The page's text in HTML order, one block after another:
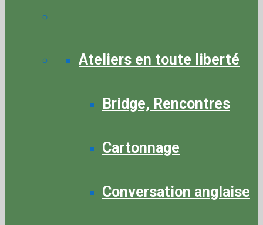
Ateliers en toute liberté
Bridge, Rencontres
Cartonnage
Conversation anglaise